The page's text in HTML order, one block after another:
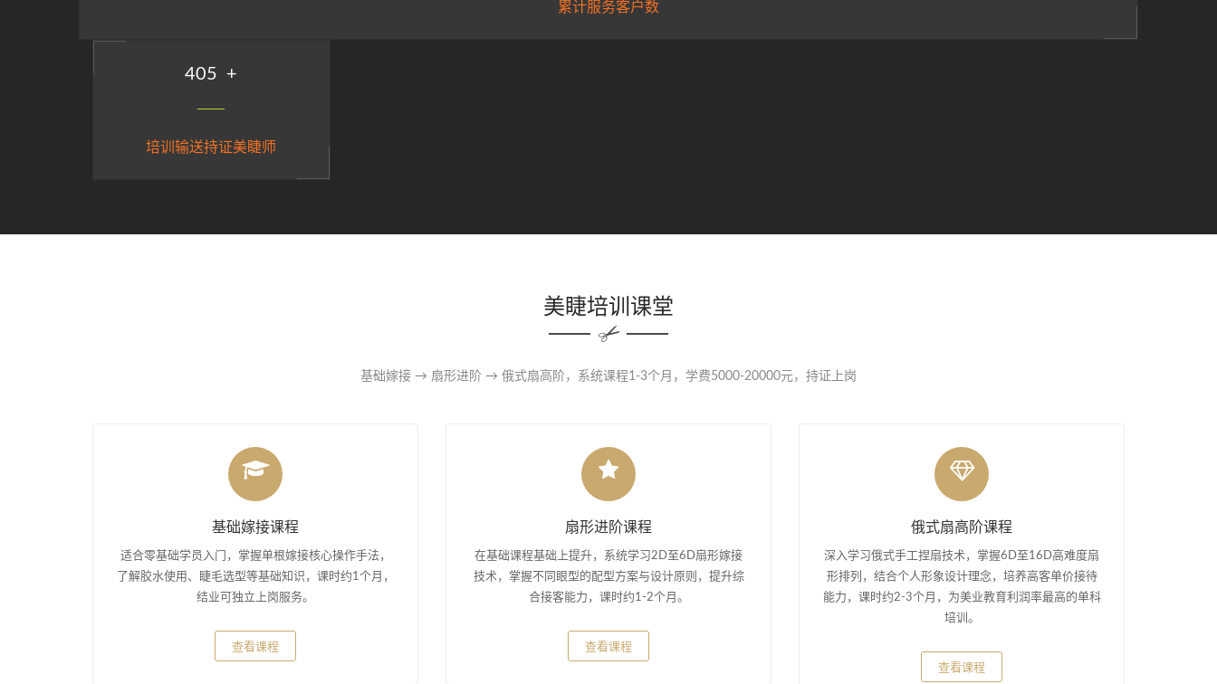
累计服务客户数
485 +
培训输送持证美睫师
美睫培训课堂
基础嫁接 → 扇形进阶 → 俄式扇高阶，系统课程1-3个月，学费5000-20000元，持证上岗
基础嫁接课程
适合零基础学员入门，掌握单根嫁接核心操作手法，
了解胶水使用、睫毛选型等基础知识，课时约1个月，
结业可独立上岗服务。
查看课程
扇形进阶课程
在基础课程基础上提升，系统学习2D至6D扇形嫁接
技术，掌握不同眼型的配型方案与设计原则，提升综
合接客能力，课时约1-2个月。
查看课程
俄式扇高阶课程
深入学习俄式手工捏扇技术，掌握6D至16D高难度扇
形排列，结合个人形象设计理念，培养高客单价接待
能力，课时约2-3个月，为美业教育利润率最高的单科
培训。
查看课程